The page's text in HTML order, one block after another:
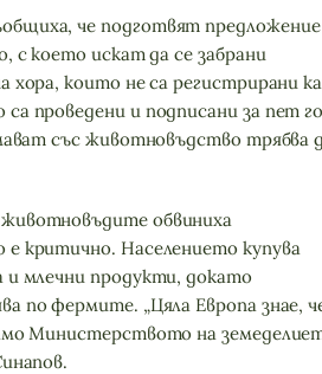
че подготвят предложение
с което искат да се забрани
хора, които не са регистрирани
проведени и подписани за пет
със животновъдство трябва
обвиниха
критично. Населението купува
и млечни продукти, докато
по фермите. „Цяла Европа знае,
Министерството на